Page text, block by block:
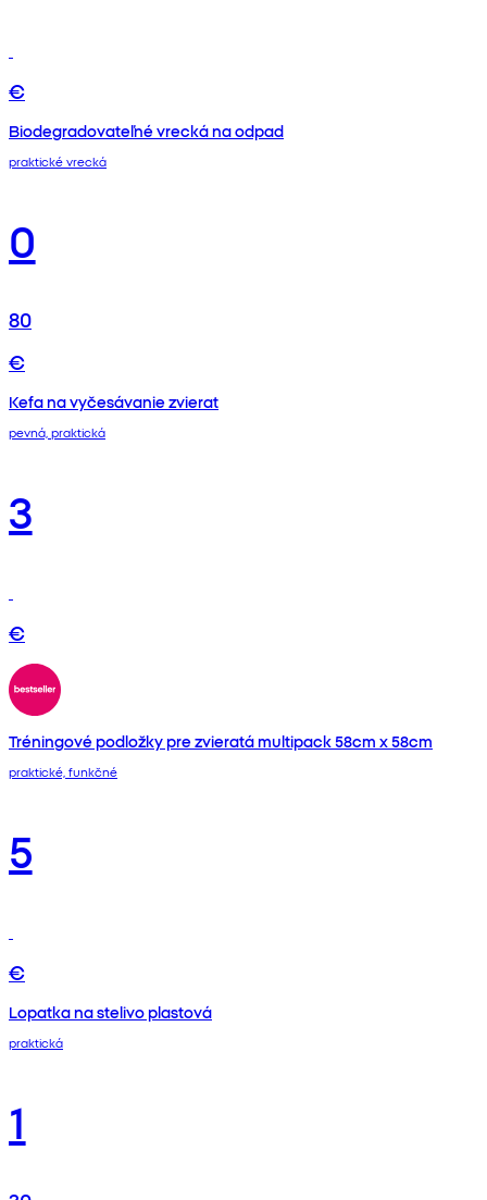
€
Biodegradovateľné vrecká na odpad
praktické vrecká
0
80
€
Kefa na vyčesávanie zvierat
pevná, praktická
3
€
Tréningové podložky pre zvieratá multipack 58cm x 58cm
praktické, funkčné
5
€
Lopatka na stelivo plastová
praktická
1